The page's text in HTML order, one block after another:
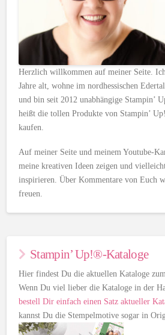
Herzlich willkommen auf meiner Seite.
Jahre alt, wohne im nordhessischen
und bin seit 2012 unabhängige Stampin’
heißt die tollen Produkte von Stampin’
kaufen.
Auf meiner Seite und meinem Youtube-
meine kreativen Ideen zeigen und
inspirieren. Über Kommentare von Euch
freuen.
Stampin’ Up!®-Kataloge
Hier findest Du die aktuellen Kataloge
Wenn Du viel lieber die Kataloge in der
bestell Dir einfach einen Satz aktueller
kannst Du die Stempelmotive sogar in